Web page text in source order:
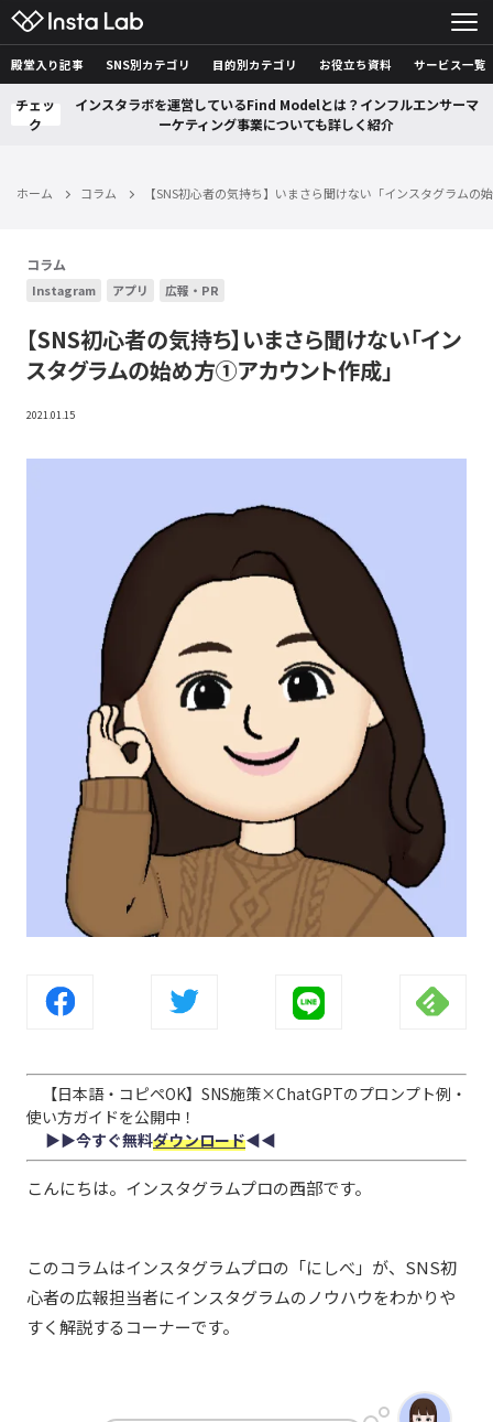
殿堂入り記事 SNS別カテゴリ 目的別カテゴリ お役立ち資料 サービス一覧
チェッ
ク
インスタラボを運営しているFind Modelとは？インフルエンサーマ
ーケティング事業についても詳しく紹介
ホーム コラム 【SNS初心者の気持ち】いまさら聞けない「インスタグラム
コラム
Instagram アプリ 広報・PR
【SNS初心者の気持ち】いまさら聞けない「イン
スタグラムの始め方①アカウント作成」
2021.01.15
【日本語・コピペOK】SNS施策×ChatGPTのプロンプト例・
使い方ガイドを公開中！
▶︎▶︎今すぐ無料ダウンロード◀︎◀︎
こんにちは。インスタグラムプロの西部です。
このコラムはインスタグラムプロの「にしべ」が、SNS初
心者の広報担当者にインスタグラムのノウハウをわかりや
すく解説するコーナーです。